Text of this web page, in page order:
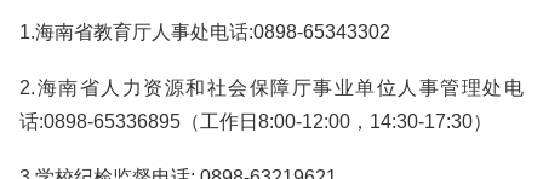
1.海南省教育厅人事处电话:0898-65343302
2.海南省人力资源和社会保障厅事业单位人事管理处电
话:0898-65336895（工作日8:00-12:00，14:30-17:30）